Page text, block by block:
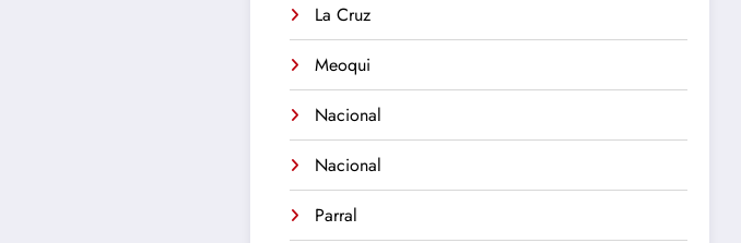
La Cruz
Meoqui
Nacional
Nacional
Parral